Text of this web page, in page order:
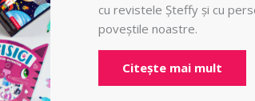
cu revistele Șteffy și cu
poveștile noastre.
Citește mai mult